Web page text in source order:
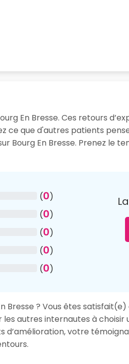
En Bresse. Ces retours
ce que d'autres patients
Bourg En Bresse. Prenez le
(0)
(0)
(0)
(0)
(0)
? Vous êtes satisfait(e)
autres internautes à choisir
d’amélioration, votre